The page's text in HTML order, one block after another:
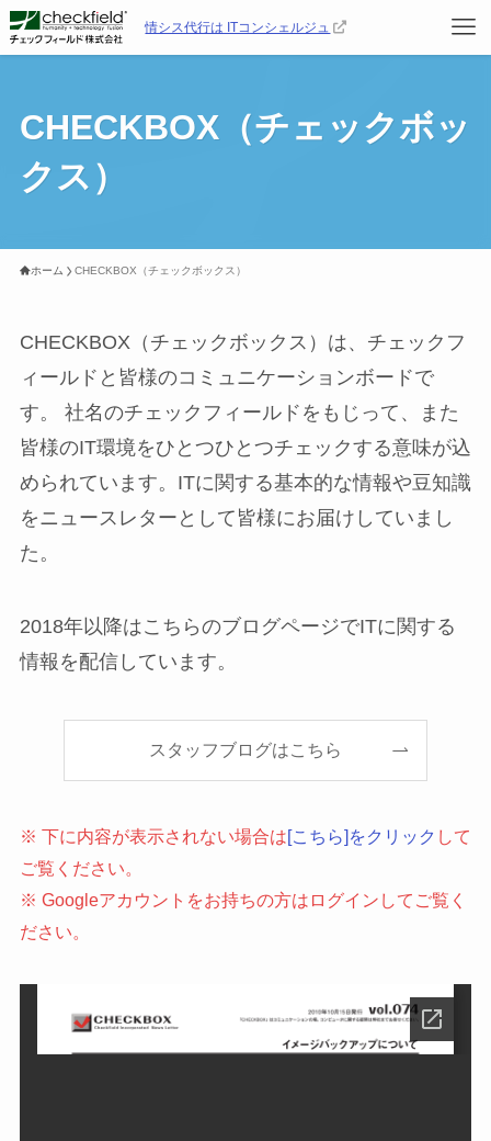
情シス代行は ITコンシェルジュ
CHECKBOX（チェックボッ
クス）
ホーム CHECKBOX（チェックボックス）
CHECKBOX（チェックボックス）は、チェックフ
ィールドと皆様のコミュニケーションボードで
す。 社名のチェックフィールドをもじって、また
皆様のIT環境をひとつひとつチェックする意味が込
められています。ITに関する基本的な情報や豆知識
をニュースレターとして皆様にお届けしていまし
た。
2018年以降はこちらのブログページでITに関する
情報を配信しています。
スタッフブログはこちら
※ 下に内容が表示されない場合は[こちら]をクリック して
ご覧ください。
※ Googleアカウントをお持ちの方はログインしてご覧く
ださい。